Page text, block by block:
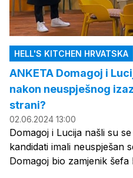
HELL'S KITCHEN HRVATSKA
ANKETA Domagoj i
nakon neuspješnog
strani?
02.06.2024 13:00
Domagoj i Lucija našli su
kandidati imali neuspješan
Domagoj bio zamjenik šefa